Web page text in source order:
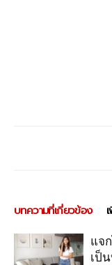
บทความที่เกี่ยวข้อง
แจ
เป็